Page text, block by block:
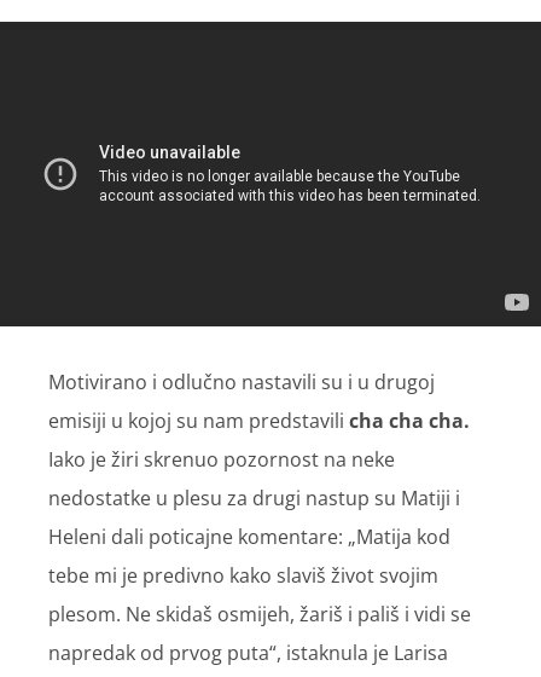
Motivirano i odlučno nastavili su i u drugoj
emisiji u kojoj su nam predstavili cha cha cha.
Iako je žiri skrenuo pozornost na neke
nedostatke u plesu za drugi nastup su Matiji i
Heleni dali poticajne komentare: „Matija kod
tebe mi je predivno kako slaviš život svojim
plesom. Ne skidaš osmijeh, žariš i pališ i vidi se
napredak od prvog puta“, istaknula je Larisa